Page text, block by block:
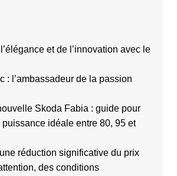
et de l’innovation avec le
: l’ambassadeur de la passion
Skoda Fabia : guide pour
idéale entre 80, 95 et
réduction significative du prix
des conditions